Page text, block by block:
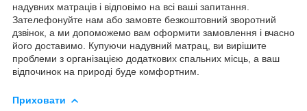
надувних матраців і відповімо на всі ваші запитання.
Зателефонуйте нам або замовте безкоштовний зворотний
дзвінок, а ми допоможемо вам оформити замовлення і вчасно
його доставимо. Купуючи надувний матрац, ви вирішите
проблеми з організацією додаткових спальних місць, а ваш
відпочинок на природі буде комфортним.
Приховати